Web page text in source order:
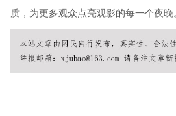
质，为更多观众点亮观影的每一个夜晚